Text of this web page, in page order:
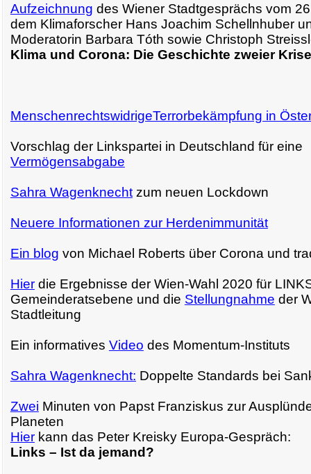
Aufzeichnung des Wiener Stadtgesprächs vom
dem Klimaforscher Hans Joachim Schellnhuber
Moderatorin Barbara Tóth sowie Christoph
Klima und Corona: Die Geschichte zweier
MenschenrechtswidrigeTerrorbekämpfung in
Vorschlag der Linkspartei in Deutschland für eine
Vermögensabgabe
Sahra Wagenknechtzum neuen Lockdown
Neuere Informationen zur Herdenimmunität
Ein blog von Michael Roberts über Corona und
Hierdie Ergebnisse der Wien-Wahl 2020 für
Gemeinderatsebene und die Stellungnahme der
Stadtleitung
Ein informatives Video des Momentum-Instituts
Sahra Wagenknecht: Doppelte Standards bei
Zwei Minuten von Papst Franziskus zur
Planeten
Hierkann das Peter Kreisky Europa-Gespräch:
Links – Ist da jemand?